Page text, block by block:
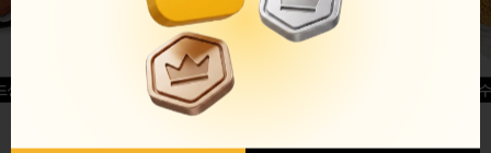
글윙
반반순살[레드+허니]
허니옥